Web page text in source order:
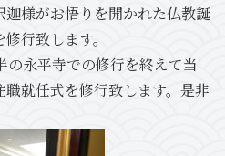
様がお悟りを開かれた仏教誕
行致します。
の永平寺での修行を終えて当
就任式を修行致します。是非